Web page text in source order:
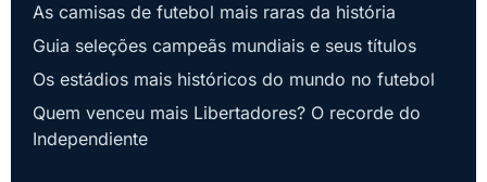
As camisas de futebol mais raras da história
Guia seleções campeãs mundiais e seus títulos
Os estádios mais históricos do mundo no futebol
Quem venceu mais Libertadores? O recorde do
Independiente